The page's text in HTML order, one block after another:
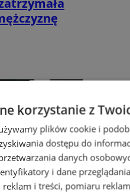
korzystanie z
plików cookie i
dostępu do
danych
i dane
reklam i treści, pomiaru